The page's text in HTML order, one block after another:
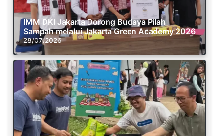
IMM DKI Jakarta Dorong Budaya Pilah
Sampah melalui Jakarta Green Academy 2026
28/07/2026